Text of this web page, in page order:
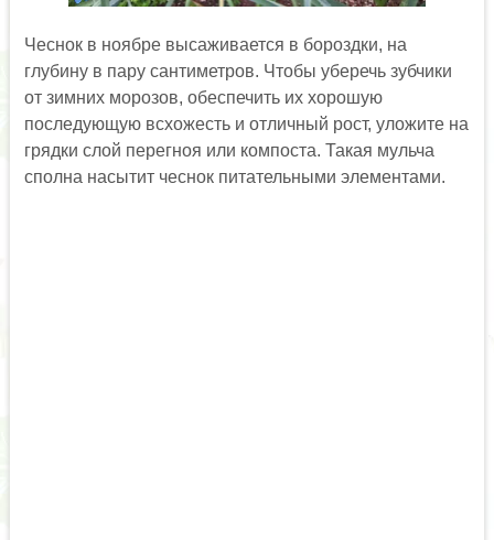
Чеснок в ноябре высаживается в бороздки, на
глубину в пару сантиметров. Чтобы уберечь зубчики
от зимних морозов, обеспечить их хорошую
последующую всхожесть и отличный рост, уложите на
грядки слой перегноя или компоста. Такая мульча
сполна насытит чеснок питательными элементами.